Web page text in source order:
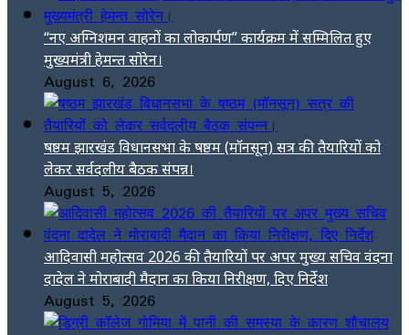
“नए अग्निशमन वाहनों का लोकार्पण” कार्यक्रम में सम्मिलित हुए
मुख्यमंत्री हेमन्त सोरेन।
August 6, 2026
षष्ठम झारखंड विधानसभा के षष्ठम (मॉनसून) सत्र की तैयारियों को
लेकर सर्वदलीय बैठक संपन्न।
August 5, 2026
आदिवासी महोत्सव 2026 की तैयारियों पर अपर मुख्य सचिव वंदना
दादेल ने मोराबादी मैदान का किया निरीक्षण, दिए निर्देश
August 5, 2026